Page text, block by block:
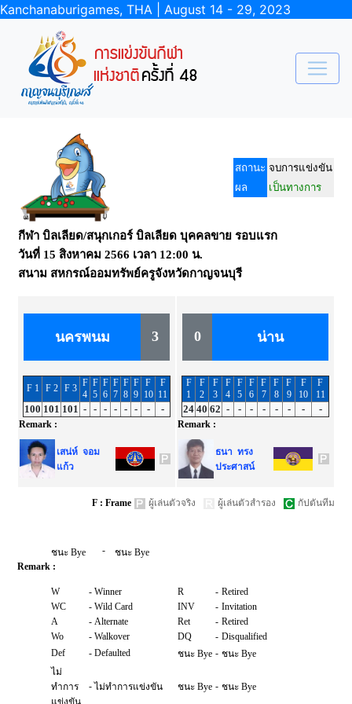
Kanchanaburigames, THA | August 14 - 29, 2023
สถานะ จบการแข่งขัน
ผล
เป็นทางการ
กีฬา บิลเลียด/สนุกเกอร์ บิลเลียด บุคคลขาย รอบแรก
วันที่ 15 สิงหาคม 2566 เวลา 12:00 น.
สนาม สหกรณ์ออมทรัพย์ครูจังหวัดกาญจนบุรี
นครพนม 3
F 1 F 2 F 3 F
4
F
5
F
6
F
7
F
8
F
9
F
10
F
11
100 101 101 - - - - - - - -
Remark :
เสน่ห์ จอม
แก้ว
0 น่าน
F
1
F
2
F
3
F
4
F
5
F
6
F
7
F
8
F
9
F
10
F
11
24 40 62 - - - - - - - -
Remark :
ธนา ทรง
ประศาสน์
F : Frame ผู้เล่นตัวจริง ผู้เล่นตัวสำรอง กัปตันทีม
ชนะ Bye -
ชนะ Bye
Remark :
W - Winner R - Retired
WC
- Wild Card INV - Invitation
A
- Alternate Ret - Retired
Wo
- Walkover DQ - Disqualified
Def
- Defaulted ชนะ Bye - ชนะ Bye
ไม่
ทำการ
แข่งขัน
- ไม่ทำการแข่งขัน ชนะ Bye - ชนะ Bye